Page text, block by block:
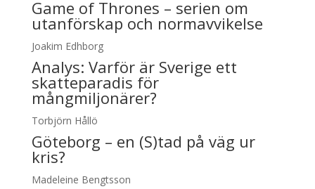
Game of Thrones – serien om
utanförskap och normavvikelse
Joakim Edhborg
Analys: Varför är Sverige ett
skatteparadis för
mångmiljonärer?
Torbjörn Hållö
Göteborg – en (S)tad på väg ur
kris?
Madeleine Bengtsson